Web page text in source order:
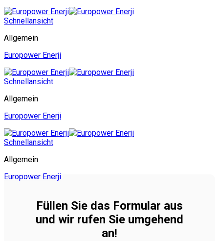
Schnellansicht
Allgemein
Europower Enerji
Schnellansicht
Allgemein
Europower Enerji
Schnellansicht
Allgemein
Europower Enerji
Füllen Sie das Formular aus
und wir rufen Sie umgehend
an!